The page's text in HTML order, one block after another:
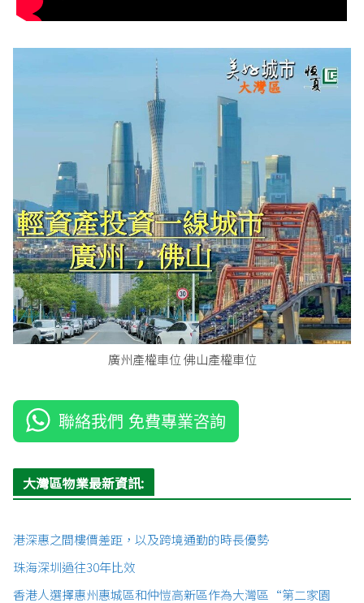
廣州產權車位 佛山產權車位
聯絡我們 免費專業咨詢
大灣區物業最新資訊:
港深惠之間樓價差距，以及跨境通勤的時長優勢
珠海深圳過往30年比效
香港人選擇惠州惠城區和仲愷高新區作為大灣區“第二家園